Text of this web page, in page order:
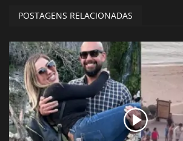
POSTAGENS RELACIONADAS